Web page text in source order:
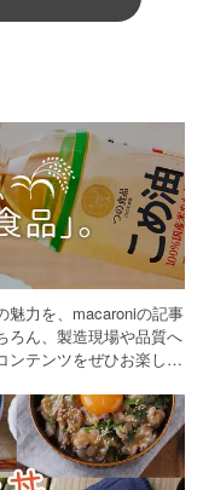
魅力を、macaroniの記事
ろん、製造現場や品質へ
ンテンツをぜひお楽しみ